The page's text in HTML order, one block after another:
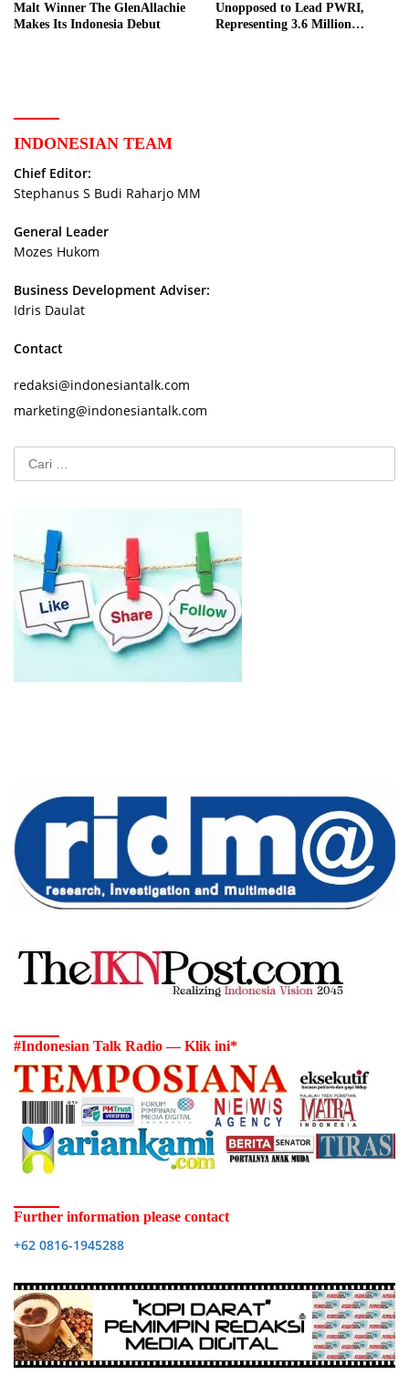
Malt Winner The GlenAllachie
Makes Its Indonesia Debut
Unopposed to Lead PWRI,
Representing 3.6 Million
INDONESIAN TEAM
Chief Editor:
Stephanus S Budi Raharjo MM
General Leader
Mozes Hukom
Business Development Adviser:
Idris Daulat
Contact
redaksi@indonesiantalk.com
marketing@indonesiantalk.com
Cari
untuk:
#Indonesian Talk Radio — Klik ini*
Further information please contact
+62 0816-1945288